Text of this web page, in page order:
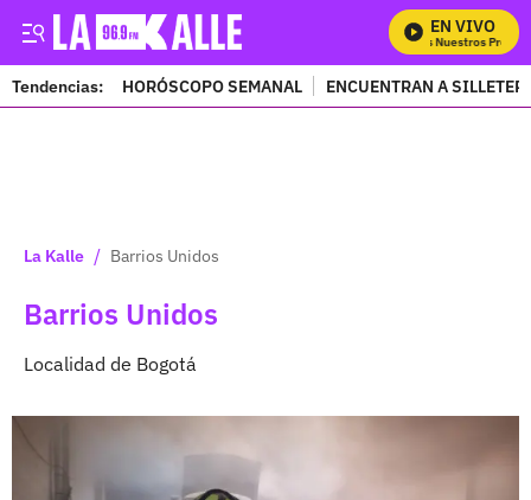
EN VIVO
Mira Todos Nuestros
Tendencias: HORÓSCOPO SEMANAL ENCUENTRAN A
La Kalle / Barrios Unidos
Barrios Unidos
Localidad de Bogotá